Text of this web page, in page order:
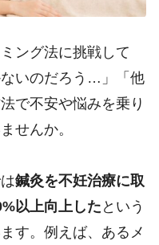
ング法に挑戦して
いのだろう…」「他
で不安や悩みを乗り
せんか。
鍼灸を不妊治療に取
以上向上した という
す。例えば、あるメ